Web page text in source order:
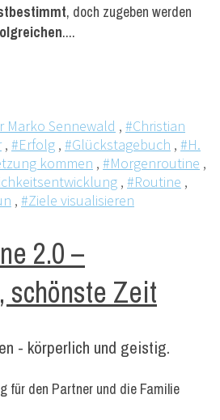
, doch zugeben werden
....
Marko Sennewald , #Christian
, #Erfolg , #Glückstagebuch , #H.
kommen , #Morgenroutine ,
, #Routine ,
, #Ziele visualisieren
2.0 –
schönste Zeit
- körperlich und geistig.
für den Partner und die Familie